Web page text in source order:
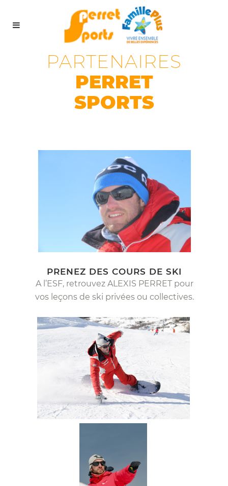
PARTENAIRES
PERRET
SPORTS
PRENEZ DES COURS DE SKI
A l’ESF, retrouvez ALEXIS PERRET pour
vos leçons de ski privées ou collectives.